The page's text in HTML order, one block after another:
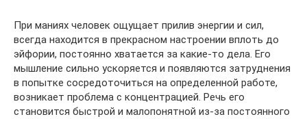
При маниях человек ощущает прилив энергии и сил,
всегда находится в прекрасном настроении вплоть до
эйфории, постоянно хватается за какие-то дела. Его
мышление сильно ускоряется и появляются затруднения
в попытке сосредоточиться на определенной работе,
возникает проблема с концентрацией. Речь его
становится быстрой и малопонятной из-за постоянного